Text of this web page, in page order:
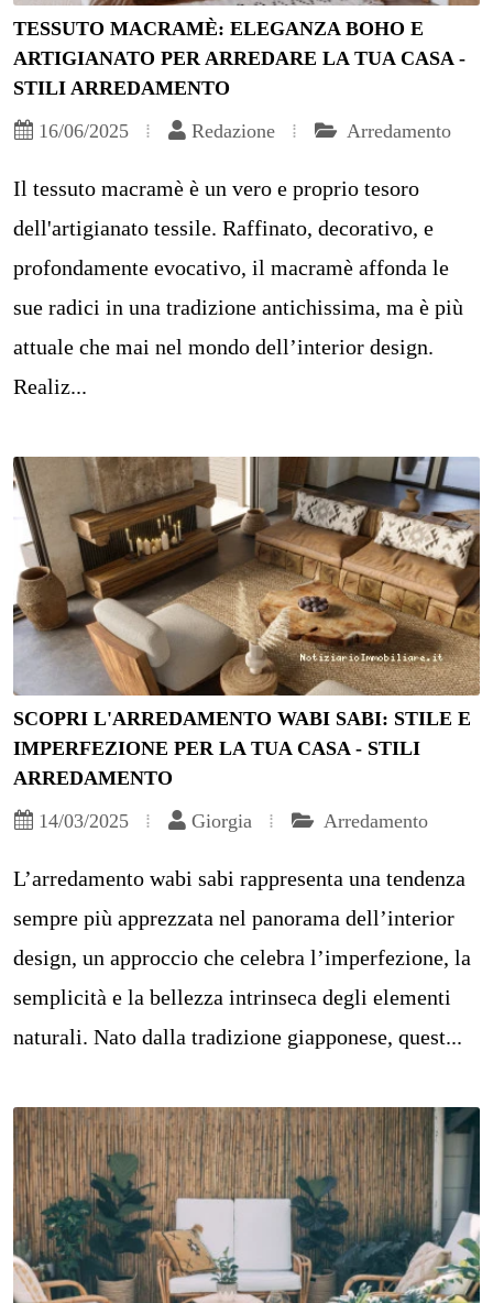
TESSUTO MACRAMÈ: ELEGANZA BOHO E
ARTIGIANATO PER ARREDARE LA TUA CASA -
STILI ARREDAMENTO
16/06/2025
Redazione Arredamento
Il tessuto macramè è un vero e proprio tesoro
dell'artigianato tessile. Raffinato, decorativo, e
profondamente evocativo, il macramè affonda le
sue radici in una tradizione antichissima, ma è più
attuale che mai nel mondo dell’interior design.
Realiz...
SCOPRI L'ARREDAMENTO WABI SABI: STILE E
IMPERFEZIONE PER LA TUA CASA - STILI
ARREDAMENTO
14/03/2025
Giorgia Arredamento
L’arredamento wabi sabi rappresenta una tendenza
sempre più apprezzata nel panorama dell’interior
design, un approccio che celebra l’imperfezione, la
semplicità e la bellezza intrinseca degli elementi
naturali. Nato dalla tradizione giapponese, quest...